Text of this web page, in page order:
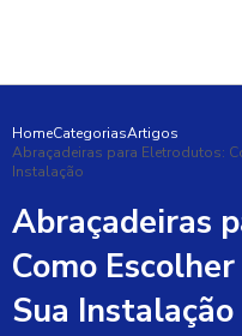
HomeCategoriasArtigos
Abraçadeiras para Eletrodutos:
Instalação
Abraçadeiras
Como
Sua Instalação